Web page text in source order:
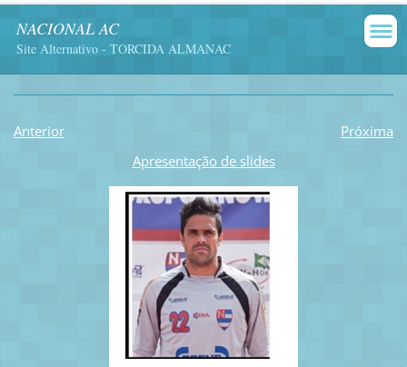
NACIONAL AC
Site Alternativo - TORCIDA ALMANAC
Anterior
Próxima
Apresentação de slides